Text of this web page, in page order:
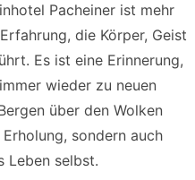
Pacheiner ist mehr
die Körper, Geist
Es ist eine Erinnerung,
wieder zu neuen
über den Wolken
sondern auch
Leben selbst.